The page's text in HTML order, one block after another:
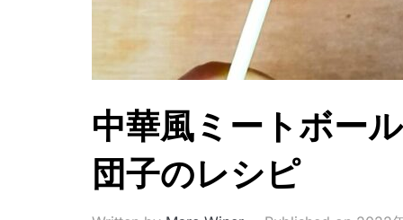
中華風ミートボー
団子のレシピ